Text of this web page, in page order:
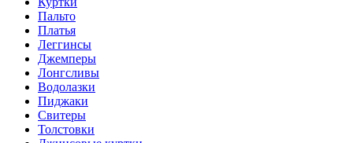
Пальто
Платья
Леггинсы
Джемперы
Лонгсливы
Водолазки
Пиджаки
Свитеры
Толстовки